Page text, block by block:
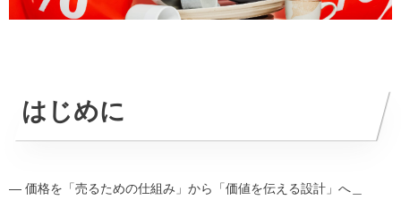
はじめに
― 価格を「売るための仕組み」から「価値を伝える設計」へ＿